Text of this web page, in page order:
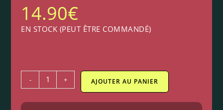
14.90€
EN STOCK (PEUT ÊTRE COMMANDÉ)
- + AJOUTER AU PANIER